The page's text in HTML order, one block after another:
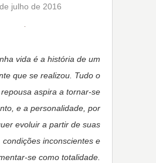
julho de 2016
vida é a história de um
que se realizou. Tudo o
aspira a tornar-se
e a personalidade, por
evoluir a partir de suas
condições inconscientes e
se como totalidade.